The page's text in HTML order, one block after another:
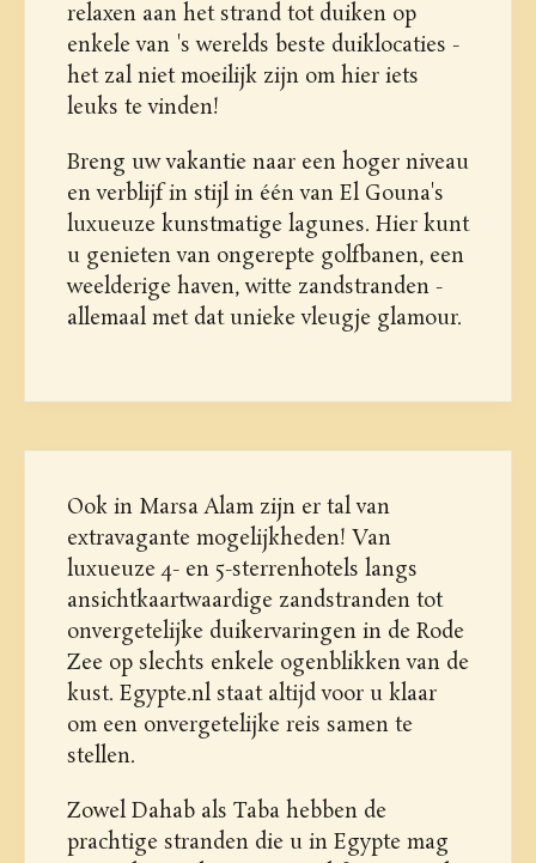
relaxen aan het strand tot duiken op
enkele van 's werelds beste duiklocaties -
het zal niet moeilijk zijn om hier iets
leuks te vinden!
Breng uw vakantie naar een hoger niveau
en verblijf in stijl in één van El Gouna's
luxueuze kunstmatige lagunes. Hier kunt
u genieten van ongerepte golfbanen, een
weelderige haven, witte zandstranden -
allemaal met dat unieke vleugje glamour.
Ook in Marsa Alam zijn er tal van
extravagante mogelijkheden! Van
luxueuze 4- en 5-sterrenhotels langs
ansichtkaartwaardige zandstranden tot
onvergetelijke duikervaringen in de Rode
Zee op slechts enkele ogenblikken van de
kust. Egypte.nl staat altijd voor u klaar
om een onvergetelijke reis samen te
stellen.
Zowel Dahab als Taba hebben de
prachtige stranden die u in Egypte mag